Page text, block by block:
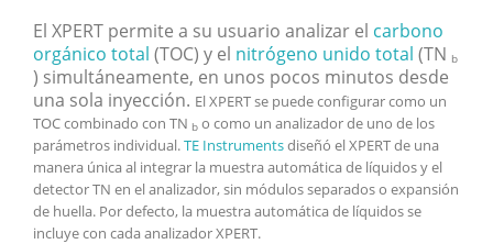
El XPERT permite a su usuario analizar el carbono
orgánico total (TOC) y el nitrógeno unido total (TN b
) simultáneamente, en unos pocos minutos desde
una sola inyección. El XPERT se puede configurar como un
TOC combinado con TN b o como un analizador de uno de los
parámetros individual.TE Instrumentsdiseñó el XPERT de una
manera única al integrar la muestra automática de líquidos y el
detector TN en el analizador, sin módulos separados o expansión
de huella. Por defecto, la muestra automática de líquidos se
incluye con cada analizador XPERT.